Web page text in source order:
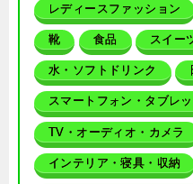
レディースファッション
靴 食品 スイー
水・ソフトドリンク
スマートフォン・タブレッ
TV・オーディオ・カメラ
インテリア・寝具・収納